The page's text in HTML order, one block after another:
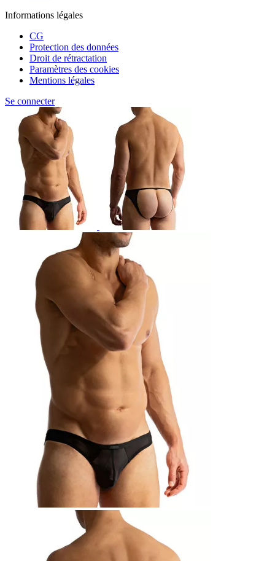
Informations légales
CG
Protection des données
Droit de rétractation
Paramètres des cookies
Mentions légales
Se connecter